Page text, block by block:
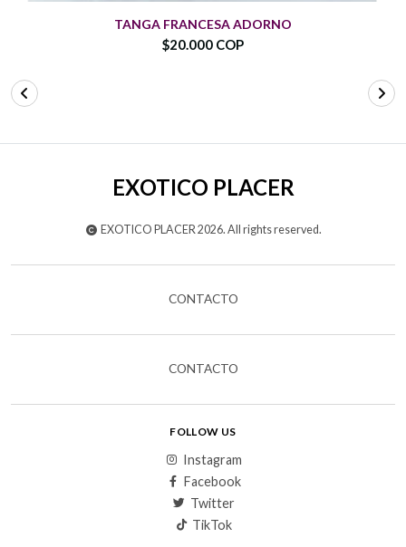
TANGA FRANCESA ADORNO
$20.000 COP
EXOTICO PLACER
EXOTICO PLACER 2026. All rights reserved.
CONTACTO
CONTACTO
FOLLOW US
Instagram
Facebook
Twitter
TikTok